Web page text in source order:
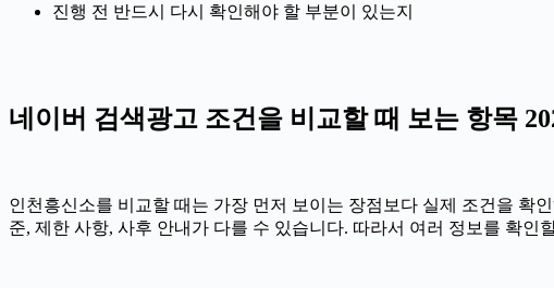
진행 전 반드시 다시 확인해야 할 부분이 있는지
네이버 검색광고 조건을 비교할 때 보는 항목
인천흥신소를 비교할 때는 가장 먼저 보이는 장점보다 실제 조건을 확
준, 제한 사항, 사후 안내가 다를 수 있습니다. 따라서 여러 정보를 확